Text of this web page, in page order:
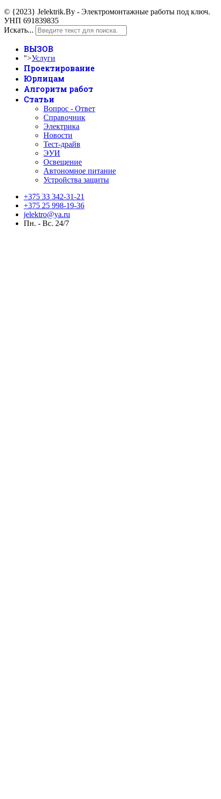
© {2023} Jelektrik.By - Электромонтажные работы под ключ.
УНП 691839835
Искать...
ВЫЗОВ
">Услуги
Проектирование
Юрлицам
Алгоритм работ
Статьи
Вопрос - Ответ
Справочник
Электрика
Новости
Тест-драйв
ЭУИ
Освещение
Автономное питание
Устройства защиты
+375 33 342-31-21
+375 25 998-19-36
jelektro@ya.ru
Пн. - Вс. 24/7